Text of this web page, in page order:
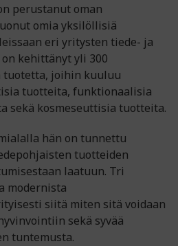
perustanut oman
omia yksilöllisiä
eri yritysten tiede- ja
kehittänyt yli 300
joihin kuuluu
tuotteita, funktionaalisia
sekä kosmeseuttisia tuotteita.
hän on tunnettu
tuotteiden
laatuun. Tri
modernista
siitä miten sitä voidaan
sekä syvää
tuntemusta.